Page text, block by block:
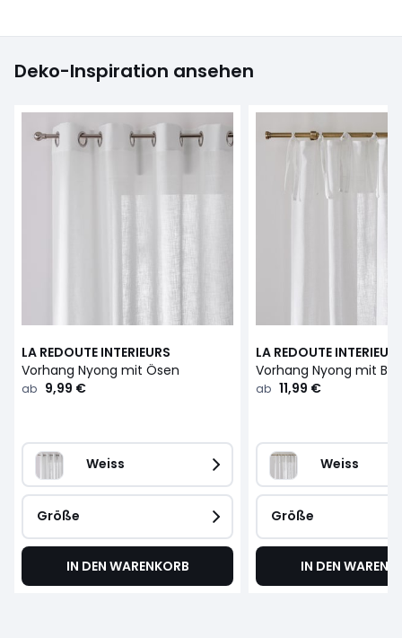
Deko-Inspiration ansehen
LA REDOUTE INTERIEURS
Vorhang Nyong mit Ösen
ab 9,99 €
Weiss
Größe
IN DEN WARENKORB
LA REDOUTE
Vorhang Nyong mit
ab 11,99 €
Weiss
Größe
IN DEN